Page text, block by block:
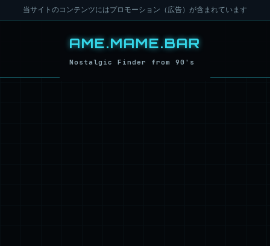
当サイトのコンテンツにはプロモーション（広告）が含まれています